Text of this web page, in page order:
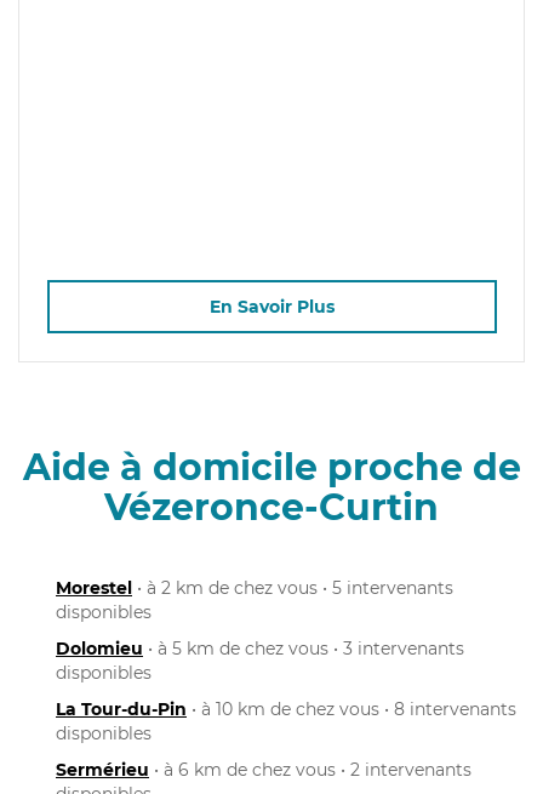
En Savoir Plus
Aide à domicile proche de
Vézeronce-Curtin
Morestel • à 2 km de chez vous • 5 intervenants
disponibles
Dolomieu • à 5 km de chez vous • 3 intervenants
disponibles
La Tour-du-Pin • à 10 km de chez vous • 8 intervenants
disponibles
Sermérieu • à 6 km de chez vous • 2 intervenants